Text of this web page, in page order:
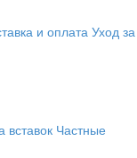
и оплата Уход за
вставок Частные